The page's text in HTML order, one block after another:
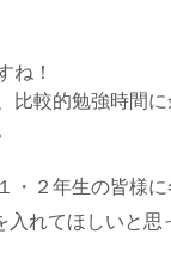
ね！
比較的勉強時間
・２年生の皆様に
入れてほしいと思